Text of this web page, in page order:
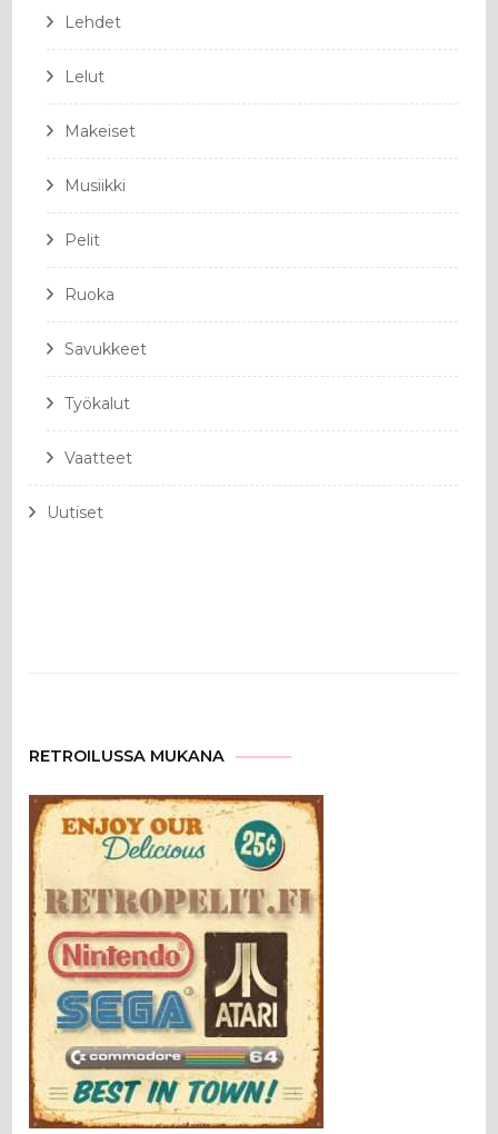
Lehdet
Lelut
Makeiset
Musiikki
Pelit
Ruoka
Savukkeet
Työkalut
Vaatteet
Uutiset
RETROILUSSA MUKANA